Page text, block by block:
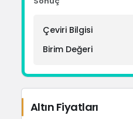
Çeviri Bilgisi
Birim Değeri
Altın Fiyatları